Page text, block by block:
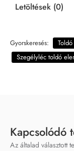
Letöltések (0)
Gyorskeresés:
Szegélyléc toldó
Kapcsolódó
Az általad választott